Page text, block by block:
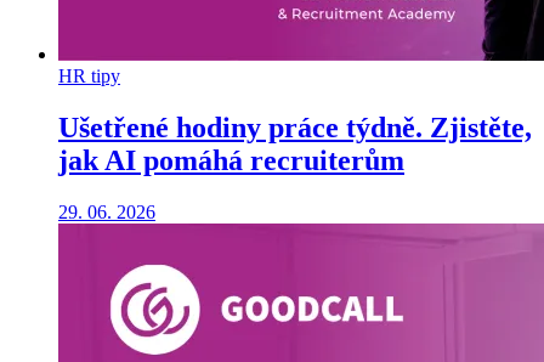
HR tipy
Ušetřené hodiny práce týdně. Zjistěte,
jak AI pomáhá recruiterům
29. 06. 2026